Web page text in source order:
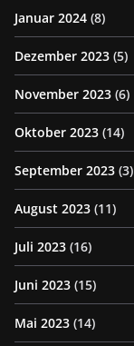
Januar 2024 (8)
Dezember 2023 (5)
November 2023 (6)
Oktober 2023 (14)
September 2023 (3)
August 2023 (11)
Juli 2023 (16)
Juni 2023 (15)
Mai 2023 (14)